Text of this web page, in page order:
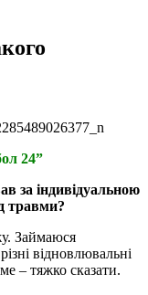
24”
за індивідуальною
травми?
Займаюся
відновлювальні
– тяжко сказати.